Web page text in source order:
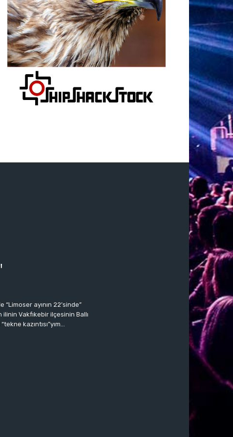
ayının 22’sinde”
Vakfıkebir ilçesinin Ballı
kazıntısı”yım…